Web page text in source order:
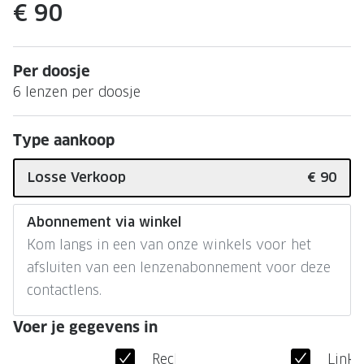
MERKEN
Prada
Miu Miu
Gucci
Ray-Ban
Burberry
Tom Ford
Oakley
Saint Laurent
Gucci
Tom
Burberry
€ 90
Per doosje
6 lenzen per doosje
Type aankoop
Losse Verkoop € 90
Abonnement via winkel
Kom langs in een van onze winkels voor het
afsluiten van een lenzenabonnement voor deze
contactlens.
Voer je gegevens in
Rechteroog